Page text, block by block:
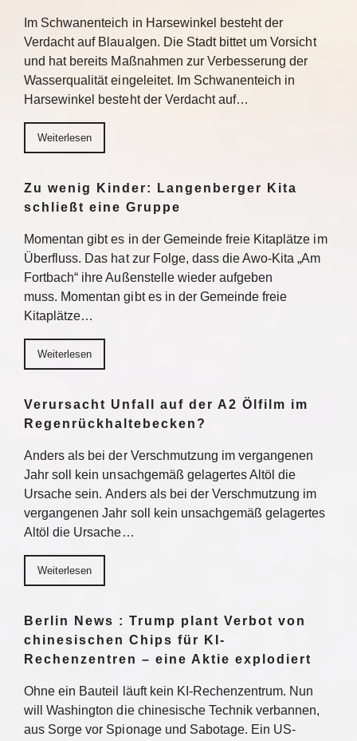
Im Schwanenteich in Harsewinkel besteht der
Verdacht auf Blaualgen. Die Stadt bittet um Vorsicht
und hat bereits Maßnahmen zur Verbesserung der
Wasserqualität eingeleitet. Im Schwanenteich in
Harsewinkel besteht der Verdacht auf…
Weiterlesen
Zu wenig Kinder: Langenberger Kita
schließt eine Gruppe
Momentan gibt es in der Gemeinde freie Kitaplätze im
Überfluss. Das hat zur Folge, dass die Awo-Kita „Am
Fortbach“ ihre Außenstelle wieder aufgeben
muss. Momentan gibt es in der Gemeinde freie
Kitaplätze…
Weiterlesen
Verursacht Unfall auf der A2 Ölfilm im
Regenrückhaltebecken?
Anders als bei der Verschmutzung im vergangenen
Jahr soll kein unsachgemäß gelagertes Altöl die
Ursache sein. Anders als bei der Verschmutzung im
vergangenen Jahr soll kein unsachgemäß gelagertes
Altöl die Ursache…
Weiterlesen
Berlin News : Trump plant Verbot von
chinesischen Chips für KI-
Rechenzentren – eine Aktie explodiert
Ohne ein Bauteil läuft kein KI-Rechenzentrum. Nun
will Washington die chinesische Technik verbannen,
aus Sorge vor Spionage und Sabotage. Ein US-